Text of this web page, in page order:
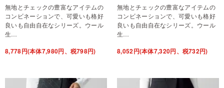
無地とチェックの豊富なアイテムの
コンビネーションで、可愛いも格好
良いも自由自在なシリーズ。ウール
生…
8,778円(本体7,980円、税798円)
無地とチェックの豊富なアイテムの
コンビネーションで、可愛いも格好
良いも自由自在なシリーズ。ウール
生…
8,052円(本体7,320円、税732円)